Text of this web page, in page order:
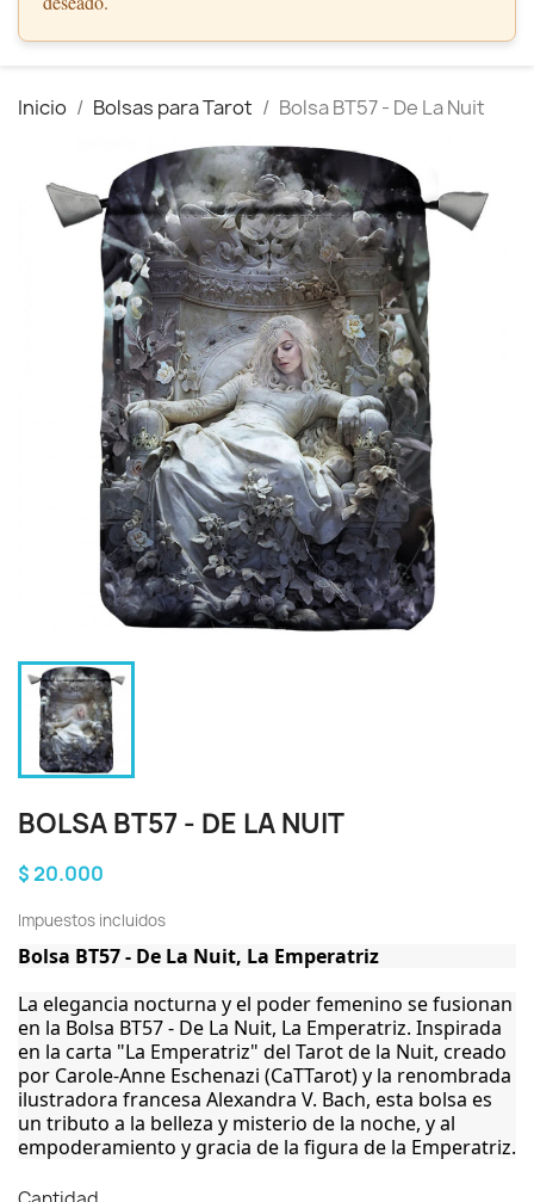
Inicio Bolsas para Tarot Bolsa BT57 - De La Nuit
BOLSA BT57 - DE LA NUIT
$ 20.000
Impuestos incluidos
Bolsa BT57 - De La Nuit, La Emperatriz
La elegancia nocturna y el poder femenino se fusionan
en la Bolsa BT57 - De La Nuit, La Emperatriz. Inspirada
en la carta "La Emperatriz" del Tarot de la Nuit, creado
por Carole-Anne Eschenazi (CaTTarot) y la renombrada
ilustradora francesa Alexandra V. Bach, esta bolsa es
un tributo a la belleza y misterio de la noche, y al
empoderamiento y gracia de la figura de la Emperatriz.